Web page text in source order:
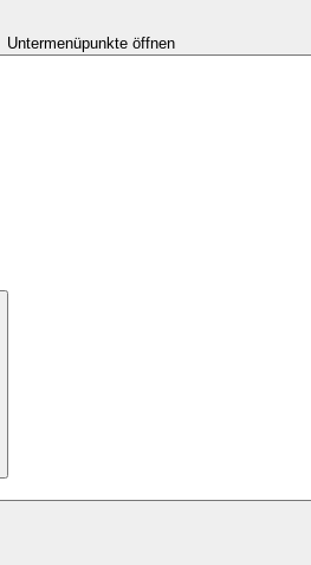
Untermenüpunkte öffnen